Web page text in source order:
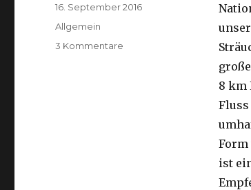
8 km
ist
Veröffentlicht
am
16. September 2016
Kategorien
Allgemein
3 Kommentare